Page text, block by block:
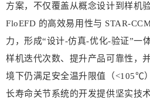
方案，不仅覆盖从概念设计到样机
FloEFD 的高效易用性与 STAR-
力，形成“设计-仿真-优化-验证”一
样机迭代次数、提升产品可靠性，
境下仍满足安全温升限值（<105℃
长寿命关节系统的开发提供坚实技术